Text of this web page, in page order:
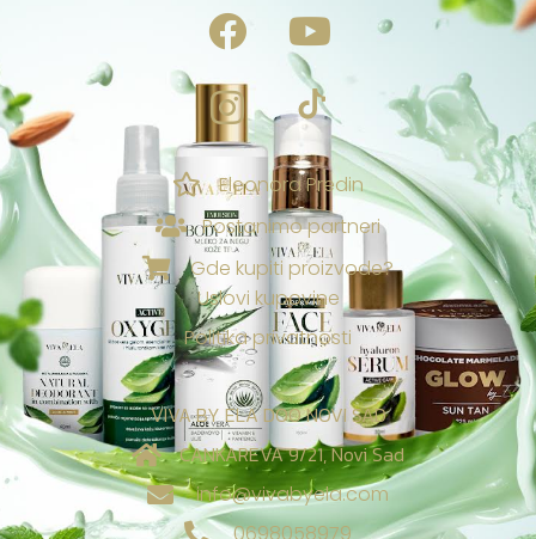
Eleonora Predin
Postanimo partneri
Gde kupiti proizvode?
Uslovi kupovine
Politika privatnosti
VIVA BY ELA DOO NOVI SAD
CANKAREVA 9/21, Novi Sad
info@vivabyela.com
NAGRADE & POGODNOSTI
Ekskluzivno za vas
Loyalty & Preporuka
Spojite porudžbine i uzmite poklone🎁
›
⭐ Tvoj Viva sistem vernosti ›
✍️
Viva nagrade za recenzije:
Tvoji rezultati donose besplatne proizvode! 🎁
✨
›